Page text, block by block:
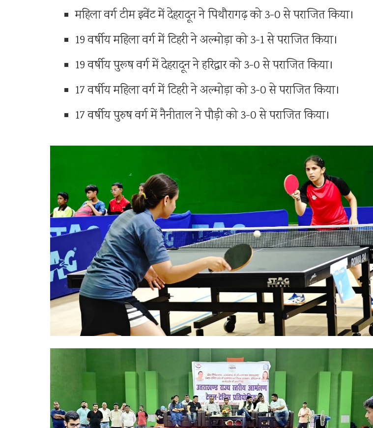
महिला वर्ग टीम इवेंट में देहरादून ने पिथौरागढ़ को 3-0 से पराजित किया।
19 वर्षीय महिला वर्ग में टिहरी ने अल्मोड़ा को 3-1 से पराजित किया।
19 वर्षीय पुरूष वर्ग में देहरादून ने हरिद्वार को 3-0 से पराजित किया।
17 वर्षीय महिला वर्ग में टिहरी ने अल्मोड़ा को 3-0 से पराजित किया।
17 वर्षीय पुरुष वर्ग में नैनीताल ने पौड़ी को 3-0 से पराजित किया।